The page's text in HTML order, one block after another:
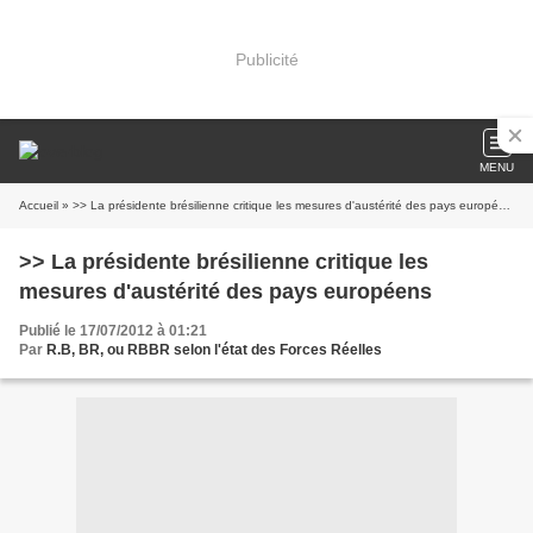
Publicité
MENU
Accueil » >> La présidente brésilienne critique les mesures d'austérité des pays européens
>> La présidente brésilienne critique les
mesures d'austérité des pays européens
Publié le 17/07/2012 à 01:21
Par R.B, BR, ou RBBR selon l'état des Forces Réelles